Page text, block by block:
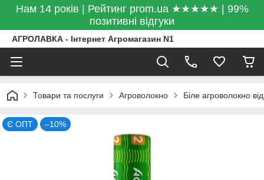
Нам 14 років | Рейтинг prom.ua ★★★★★ | 99%
позитивні відгуки
АГРОЛАВКА - Інтернет Агромагазин N1
Товари та послуги Агроволокно Біле агроволокно
Є ОПТ –10%